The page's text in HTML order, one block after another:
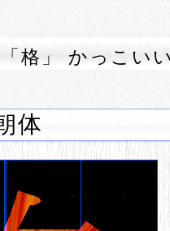
格」 かっこい
体